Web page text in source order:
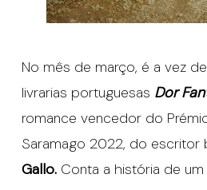
No mês de março, é a vez
livrarias portuguesas Dor
romance vencedor do
Saramago 2022, do escritor
Gallo.Conta a história de